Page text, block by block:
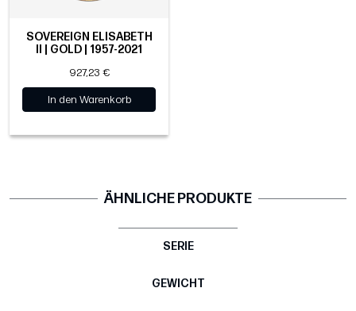
SOVEREIGN ELISABETH
II | GOLD | 1957-2021
927,23 €
In den Warenkorb
ÄHNLICHE PRODUKTE
SERIE
GEWICHT